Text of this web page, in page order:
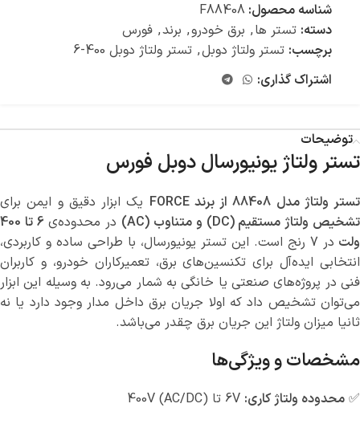
شناسه محصول: F88408
دسته: تستر ها, برق خودرو, برند, فورس
برچسب: تستر ولتاژ دوبل, تستر ولتاژ دوبل 400-6
اشتراک گذاری:
توضیحات
تستر ولتاژ یونیورسالدوبل فورس
تستر ولتاژ مدل 88408 از برند FORCE
یک ابزار دقیق و ایمن برای
تشخیص ولتاژ مستقیم (DC) و متناوب (AC)
در محدوده‌ی
6 تا 400
ولت
در 7 رنج است. این تستر یونیورسال، با طراحی ساده و کاربردی،
انتخابی ایده‌آل برای تکنسین‌های برق، تعمیرکاران خودرو، و کاربران
فنی در پروژه‌های صنعتی یا خانگی به شمار می‌رود. به وسیله این ابزار
می‌توان تشخیص داد که اولا جریان برق داخل مدار وجود دارد یا نه
ثانیا میزان ولتاژ این جریان برق چقدر می‌باشد.
مشخصات و ویژگی‌ها
✅ محدوده ولتاژ کاری: